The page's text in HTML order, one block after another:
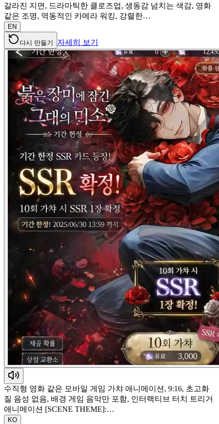
갈라진 지면, 드라마틱한 클로즈업, 생동감 넘치는 색감, 영화
같은 조명, 역동적인 카메라 워킹, 강렬한…
EN
다시 만들기 자세히 보기
수직형 영화 같은 모바일 게임 가챠 애니메이션, 9:16, 초고화
질 음성 없음, 배경 게임 음악만 포함, 인터랙티브 터치 트리거
애니메이션 [SCENE THEME]:…
KO